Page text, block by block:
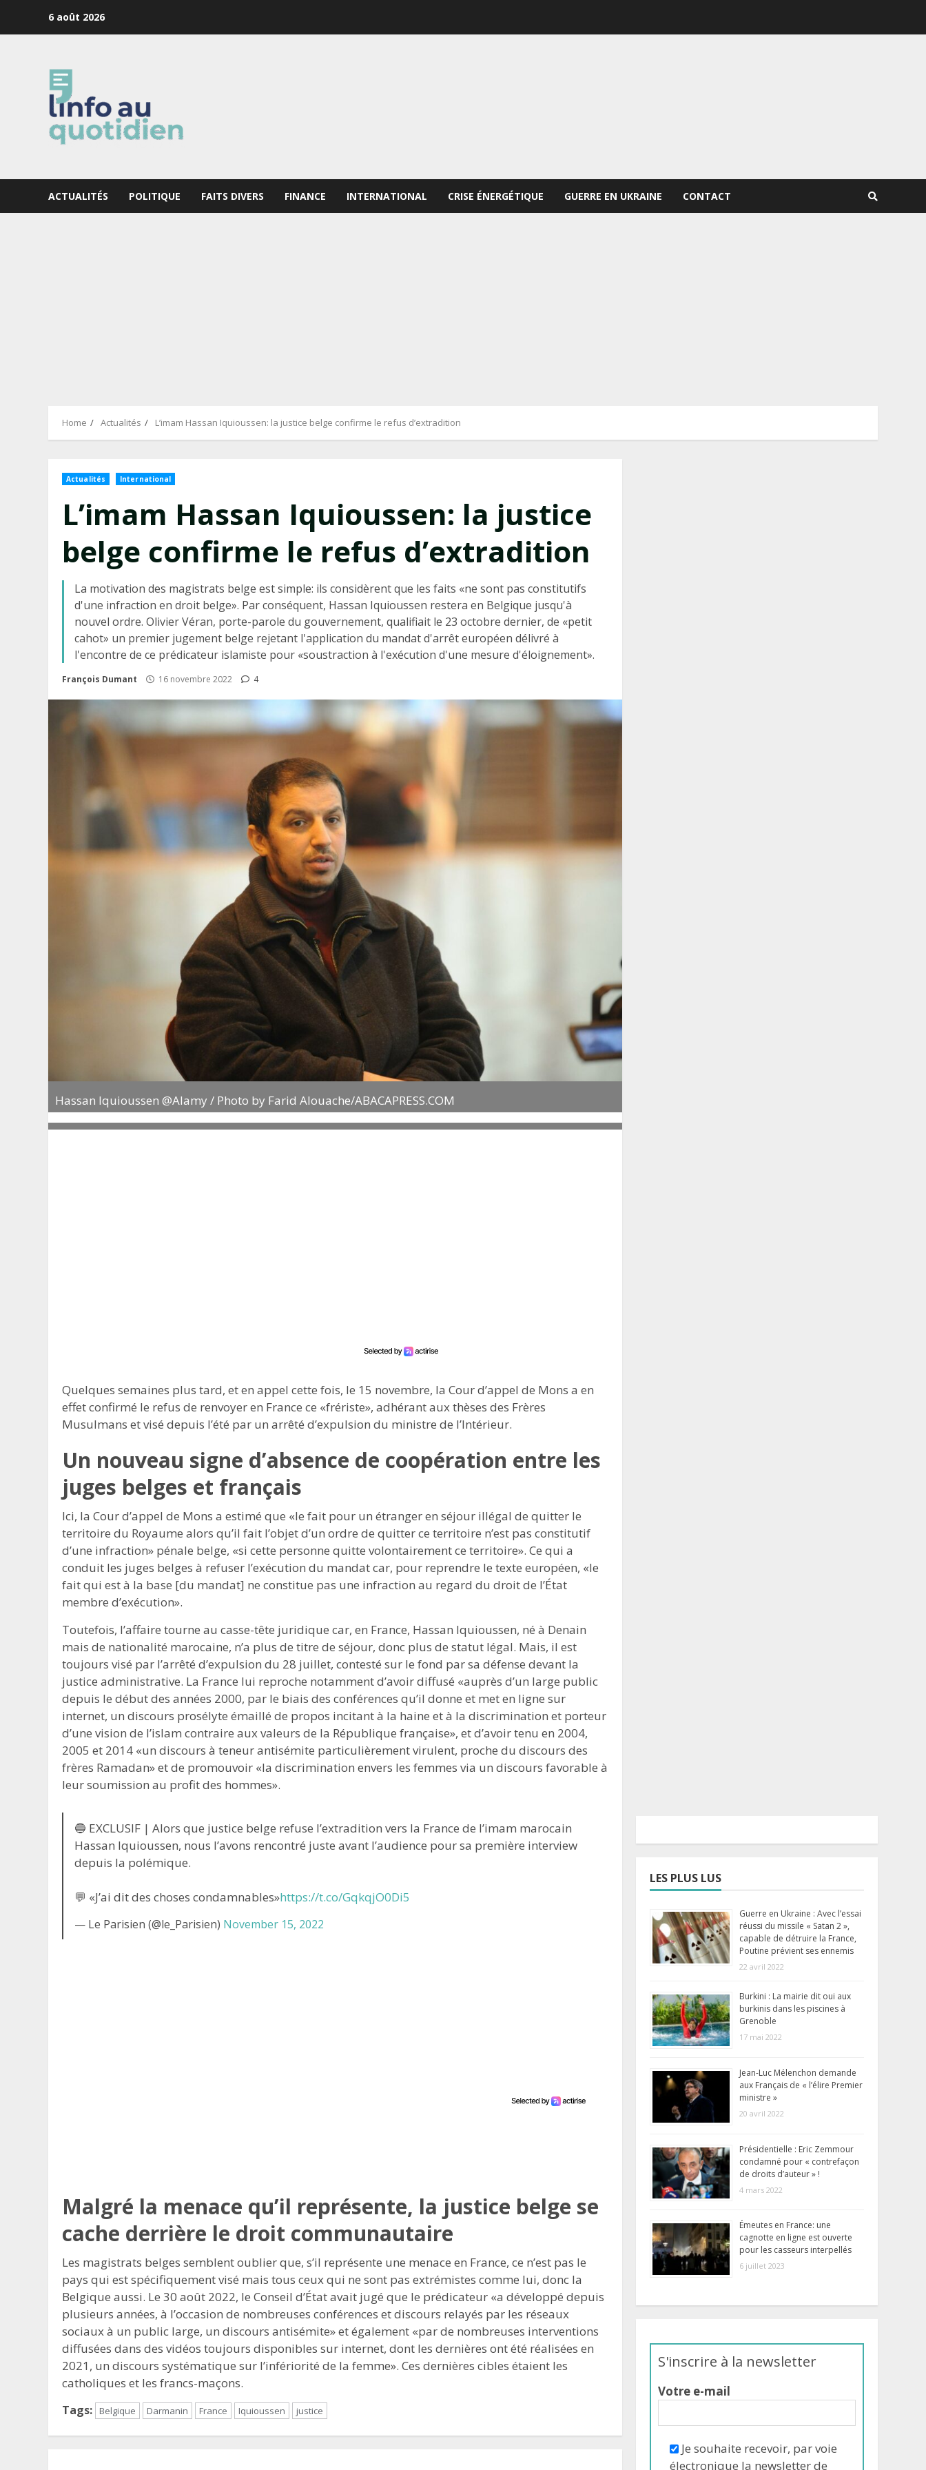
6 août 2026
ACTUALITÉS POLITIQUE FAITS DIVERS FINANCE INTERNATIONAL CRISE ÉNERGÉTIQUE GUERRE EN UKRAINE CONTACT
Home Actualités L’imam Hassan Iquioussen: la justice belge confirme le refus d’extradition
Actualités International
L’imam Hassan Iquioussen: la justice
belge confirme le refus d’extradition
La motivation des magistrats belge est simple: ils considèrent que les faits «ne sont pas constitutifs
d'une infraction en droit belge». Par conséquent, Hassan Iquioussen restera en Belgique jusqu'à
nouvel ordre. Olivier Véran, porte-parole du gouvernement, qualifiait le 23 octobre dernier, de «petit
cahot» un premier jugement belge rejetant l'application du mandat d'arrêt européen délivré à
l'encontre de ce prédicateur islamiste pour «soustraction à l'exécution d'une mesure d'éloignement».
François Dumant 16 novembre 2022 4
Hassan Iquioussen @Alamy / Photo by Farid Alouache/ABACAPRESS.COM
Quelques semaines plus tard, et en appel cette fois, le 15 novembre, la Cour d’appel de Mons a en
effet confirmé le refus de renvoyer en France ce «frériste», adhérant aux thèses des Frères
Musulmans et visé depuis l’été par un arrêté d’expulsion du ministre de l’Intérieur.
Un nouveau signe d’absence de coopération entre les
juges belges et français
Ici, la Cour d’appel de Mons a estimé que «le fait pour un étranger en séjour illégal de quitter le
territoire du Royaume alors qu’il fait l’objet d’un ordre de quitter ce territoire n’est pas constitutif
d’une infraction» pénale belge, «si cette personne quitte volontairement ce territoire». Ce qui a
conduit les juges belges à refuser l’exécution du mandat car, pour reprendre le texte européen, «le
fait qui est à la base [du mandat] ne constitue pas une infraction au regard du droit de l’État
membre d’exécution».
Toutefois, l’affaire tourne au casse-tête juridique car, en France, Hassan Iquioussen, né à Denain
mais de nationalité marocaine, n’a plus de titre de séjour, donc plus de statut légal. Mais, il est
toujours visé par l’arrêté d’expulsion du 28 juillet, contesté sur le fond par sa défense devant la
justice administrative. La France lui reproche notamment d’avoir diffusé «auprès d’un large public
depuis le début des années 2000, par le biais des conférences qu’il donne et met en ligne sur
internet, un discours prosélyte émaillé de propos incitant à la haine et à la discrimination et porteur
d’une vision de l’islam contraire aux valeurs de la République française», et d’avoir tenu en 2004,
2005 et 2014 «un discours à teneur antisémite particulièrement virulent, proche du discours des
frères Ramadan» et de promouvoir «la discrimination envers les femmes via un discours favorable à
leur soumission au profit des hommes».
🔵 EXCLUSIF | Alors que justice belge refuse l’extradition vers la France de l’imam marocain
Hassan Iquioussen, nous l’avons rencontré juste avant l’audience pour sa première interview
depuis la polémique.
💬 «J’ai dit des choses condamnables»https://t.co/GqkqjO0Di5
— Le Parisien (@le_Parisien) November 15, 2022
Malgré la menace qu’il représente, la justice belge se
cache derrière le droit communautaire
Les magistrats belges semblent oublier que, s’il représente une menace en France, ce n’est pas le
pays qui est spécifiquement visé mais tous ceux qui ne sont pas extrémistes comme lui, donc la
Belgique aussi. Le 30 août 2022, le Conseil d’État avait jugé que le prédicateur «a développé depuis
plusieurs années, à l’occasion de nombreuses conférences et discours relayés par les réseaux
sociaux à un public large, un discours antisémite» et également «par de nombreuses interventions
diffusées dans des vidéos toujours disponibles sur internet, dont les dernières ont été réalisées en
2021, un discours systématique sur l’infériorité de la femme». Ces dernières cibles étaient les
catholiques et les francs-maçons.
Tags: Belgique Darmanin France Iquioussen justice
LES PLUS LUS
Guerre en Ukraine : Avec l’essai
réussi du missile « Satan 2 »,
capable de détruire la France,
Poutine prévient ses ennemis
22 avril 2022
Burkini : La mairie dit oui aux
burkinis dans les piscines à
Grenoble
17 mai 2022
Jean-Luc Mélenchon demande
aux Français de « l’élire Premier
ministre »
20 avril 2022
Présidentielle : Eric Zemmour
condamné pour « contrefaçon
de droits d’auteur » !
4 mars 2022
Émeutes en France: une
cagnotte en ligne est ouverte
pour les casseurs interpellés
6 juillet 2023
S'inscrire à la newsletter
Votre e-mail
Je souhaite recevoir, par voie
électronique la newsletter de